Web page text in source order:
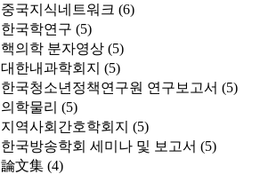
중국지식네트워크 (6)
한국학연구 (5)
핵의학 분자영상 (5)
대한내과학회지 (5)
한국청소년정책연구원 연구보고서 (5)
의학물리 (5)
지역사회간호학회지 (5)
한국방송학회 세미나 및 보고서 (5)
論文集 (4)